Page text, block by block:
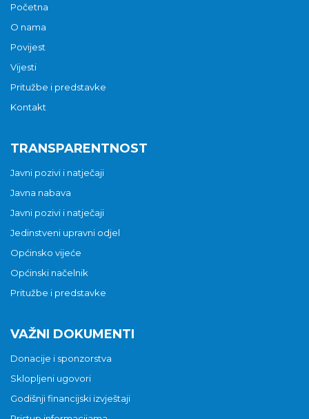
Početna
O nama
Povijest
Vijesti
Pritužbe i predstavke
Kontakt
TRANSPARENTNOST
Javni pozivi i natječaji
Javna nabava
Javni pozivi i natječaji
Jedinstveni upravni odjel
Općinsko vijeće
Općinski načelnik
Pritužbe i predstavke
VAŽNI DOKUMENTI
Donacije i sponzorstva
Sklopljeni ugovori
Godišnji financijski izvještaji